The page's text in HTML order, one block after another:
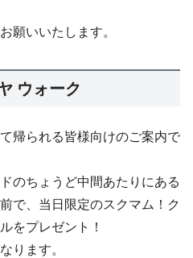
願いいたします。
ウォーク
帰られる皆様向けのご案内で
のちょうど中間あたりにある
で、当日限定のスクマム！ク
をプレゼント！
ります。